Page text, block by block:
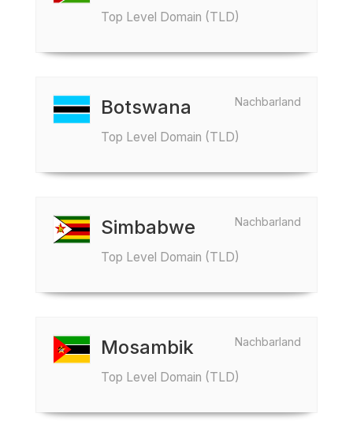
Top Level Domain (TLD)
Nachbarland
Botswana
Top Level Domain (TLD)
Nachbarland
Simbabwe
Top Level Domain (TLD)
Nachbarland
Mosambik
Top Level Domain (TLD)